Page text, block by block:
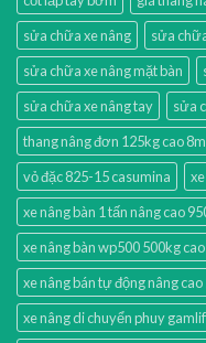
sửa chữa xe nâng
sửa
sửa chữa xe nâng mặt bàn
sửa chữa xe nâng tay
sửa
thang nâng đơn 125kg cao 8m
vỏ đặc 825-15 casumina
xe nâng bàn 1 tấn nâng cao
xe nâng bàn wp500 500kg
xe nâng bán tự động nâng
xe nâng di chuyển phuy